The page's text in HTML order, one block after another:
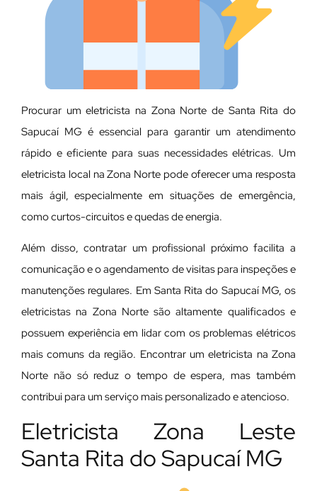
Procurar um eletricista na Zona Norte de Santa Rita do
Sapucaí MG é essencial para garantir um atendimento
rápido e eficiente para suas necessidades elétricas. Um
eletricista local na Zona Norte pode oferecer uma resposta
mais ágil, especialmente em situações de emergência,
como curtos-circuitos e quedas de energia.
Além disso, contratar um profissional próximo facilita a
comunicação e o agendamento de visitas para inspeções e
manutenções regulares. Em Santa Rita do Sapucaí MG, os
eletricistas na Zona Norte são altamente qualificados e
possuem experiência em lidar com os problemas elétricos
mais comuns da região. Encontrar um eletricista na Zona
Norte não só reduz o tempo de espera, mas também
contribui para um serviço mais personalizado e atencioso.
Eletricista Zona Leste
Santa Rita do Sapucaí MG